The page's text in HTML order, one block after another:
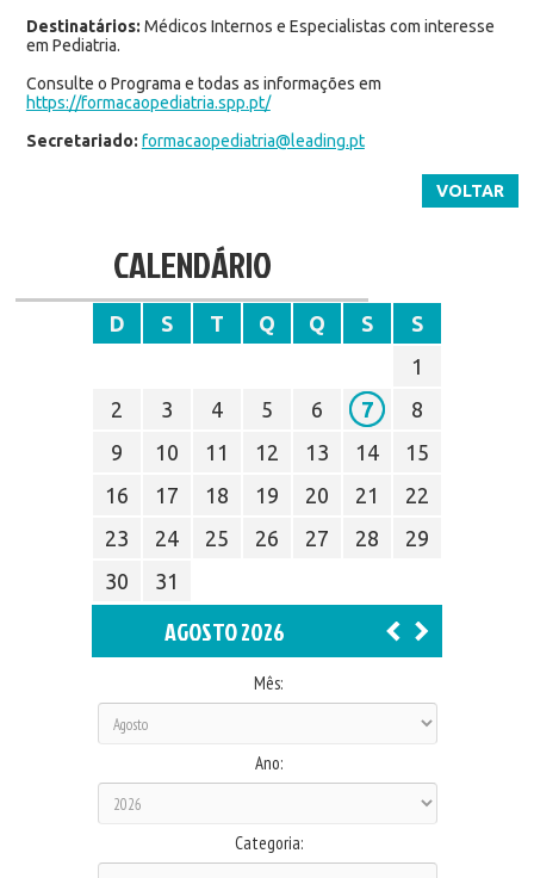
Destinatários: Médicos Internos e Especialistas com interesse
em Pediatria.
Consulte o Programa e todas as informações em
https://formacaopediatria.spp.pt/
Secretariado: formacaopediatria@leading.pt
VOLTAR
CALENDÁRIO
D S T Q Q S
S
1
2
3 4 5 6 7
8
9
10 11 12 13 14
15
16
17 18 19 20 21
22
23
24 25 26 27 28
29
30
31
AGOSTO 2026
Mês:
Ano:
Categoria: